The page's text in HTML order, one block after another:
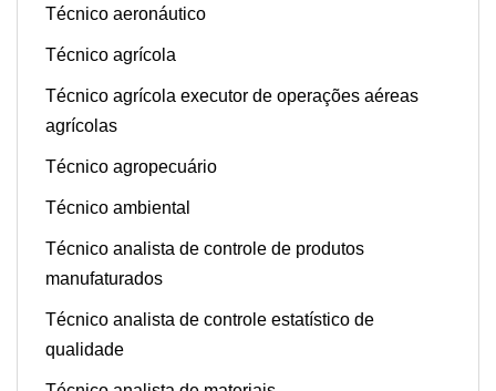
Técnico aeronáutico
Técnico agrícola
Técnico agrícola executor de operações aéreas
agrícolas
Técnico agropecuário
Técnico ambiental
Técnico analista de controle de produtos
manufaturados
Técnico analista de controle estatístico de
qualidade